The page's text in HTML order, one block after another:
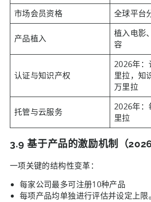
市场会员资格
全球平台
产品植入
植入电影
容
认证与知识产权
2026年：
里拉，知
万里拉
托管与云服务
2026年：
里拉
3.9 基于产品的激励机制（2026
一项关键的结构性变革：
每家公司最多可注册10种产品
每项产品均单独进行评估并设定上限